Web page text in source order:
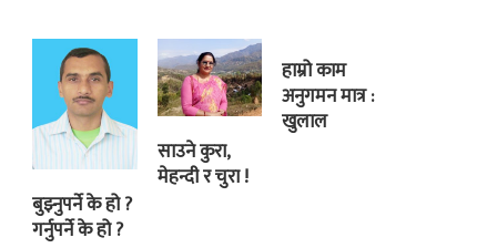
बुझ्नुपर्ने के हो ?
गर्नुपर्ने के हो ?
साउने कुरा,
मेहन्दी र चुरा !
हाम्रो काम
अनुगमन मात्र :
खुलाल